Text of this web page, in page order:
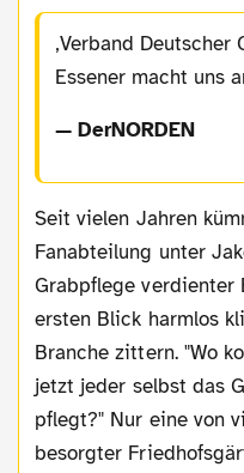
Verband Deutscher
Essener macht uns
— DerNORDEN
Seit vielen Jahren kümmert sich die BVB-
Fanabteilung unter
Grabpflege verdienter
ersten Blick harmlos
Branche zittern. "Wo
jetzt jeder selbst das
pflegt?" Nur eine von
besorgter